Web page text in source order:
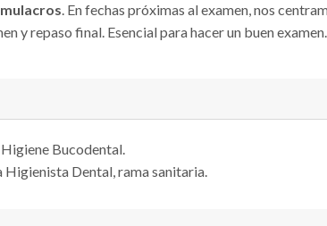
. En fechas próximas al examen, nos
y repaso final. Esencial para hacer un buen examen.
Bucodental.
Higienista Dental, rama sanitaria.